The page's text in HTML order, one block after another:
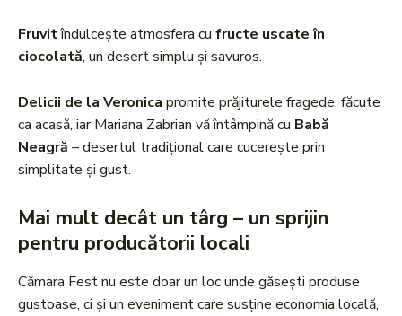
Fruvitîndulcește atmosfera cu fructe uscate în
ciocolată, un desert simplu și savuros.
Delicii de la Veronica promite prăjiturele fragede, făcute
ca acasă, iar Mariana Zabrian vă întâmpină cu Babă
Neagră – desertul tradițional care cucerește prin
simplitate și gust.
Mai mult decât un târg – un sprijin
pentru producătorii locali
Cămara Fest nu este doar un loc unde găsești produse
gustoase, ci și un eveniment care susține economia locală,